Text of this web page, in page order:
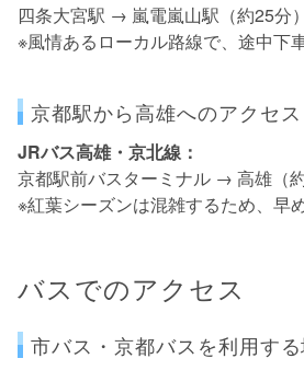
四条大宮駅 → 嵐電嵐山駅（約25分）
※風情あるローカル路線で、途中下
京都駅から高雄へのアクセス
JRバス高雄・京北線：
京都駅前バスターミナル → 高雄（約
※紅葉シーズンは混雑するため、早
バスでのアクセス
市バス・京都バスを利用す